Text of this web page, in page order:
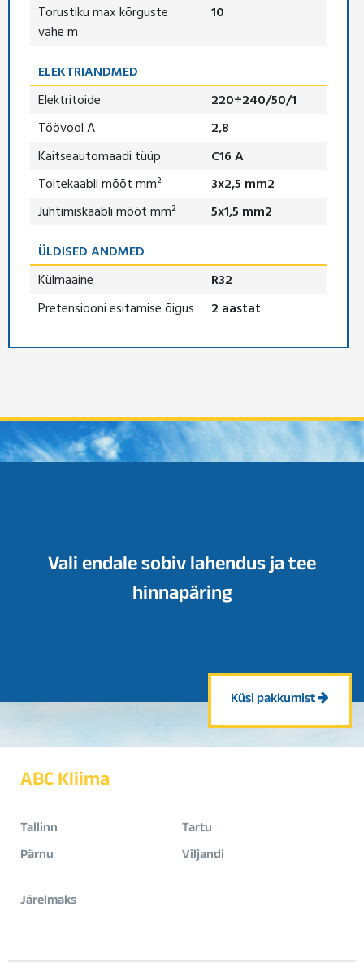
Torustiku max kõrguste
vahe m
10
ELEKTRIANDMED
Elektritoide
220÷240/50/1
Töövool A
2,8
Kaitseautomaadi tüüp
C16 A
Toitekaabli mõõt mm²
3x2,5 mm2
Juhtimiskaabli mõõt mm²
5x1,5 mm2
ÜLDISED ANDMED
Külmaaine
R32
Pretensiooni esitamise õigus
2 aastat
Vali endale sobiv lahendus ja tee
hinnapäring
Küsi pakkumist
ABC Kliima
Tallinn
Tartu
Pärnu
Viljandi
Järelmaks